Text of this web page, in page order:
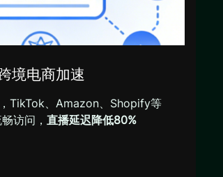
境电商加速
TikTok、Amazon、Shopify等
访问， 直播延迟降低80%